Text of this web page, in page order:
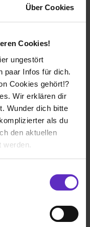
Über Cookies
Cookies!
ungestört
paar Infos für dich.
Cookies gehört!?
Wir erklären dir
Wunder dich bitte
als du
den aktuellen
werden.
Einstellungen zu
& Co KG